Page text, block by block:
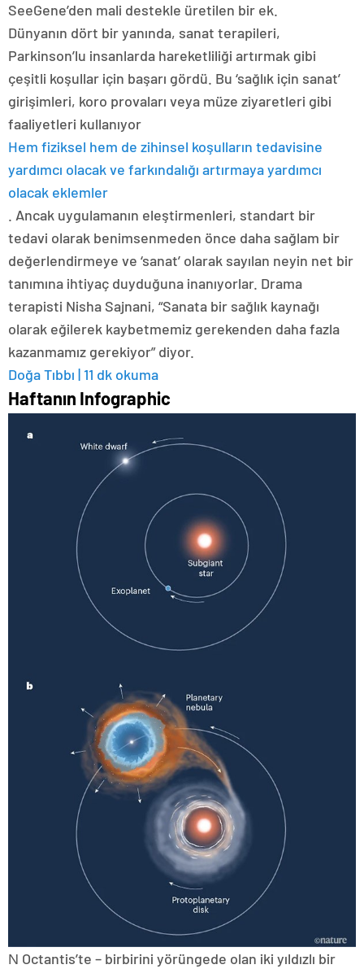
SeeGene’den mali destekle üretilen bir ek.
Dünyanın dört bir yanında, sanat terapileri,
Parkinson’lu insanlarda hareketliliği artırmak gibi
çeşitli koşullar için başarı gördü. Bu ‘sağlık için sanat’
girişimleri, koro provaları veya müze ziyaretleri gibi
faaliyetleri kullanıyor
Hem fiziksel hem de zihinsel koşulların tedavisine
yardımcı olacak ve farkındalığı artırmaya yardımcı
olacak eklemler
. Ancak uygulamanın eleştirmenleri, standart bir
tedavi olarak benimsenmeden önce daha sağlam bir
değerlendirmeye ve ‘sanat’ olarak sayılan neyin net bir
tanımına ihtiyaç duyduğuna inanıyorlar. Drama
terapisti Nisha Sajnani, “Sanata bir sağlık kaynağı
olarak eğilerek kaybetmemiz gerekenden daha fazla
kazanmamız gerekiyor” diyor.
Doğa Tıbbı | 11 dk okuma
Haftanın Infographic
Ν Octantis’te – birbirini yörüngede olan iki yıldızlı bir